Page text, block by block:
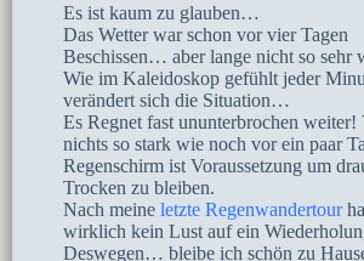
Es ist kaum zu glauben…
Das Wetter war schon vor vier Tagen
Beschissen… aber lange nicht so sehr
Wie im Kaleidoskop gefühlt jeder
verändert sich die Situation…
Es Regnet fast ununterbrochen
nichts so stark wie noch vor ein paar
Regenschirm ist Voraussetzung um
Trocken zu bleiben.
Nach meine letzte Regenwandertour
wirklich kein Lust auf ein
Deswegen… bleibe ich schön zu